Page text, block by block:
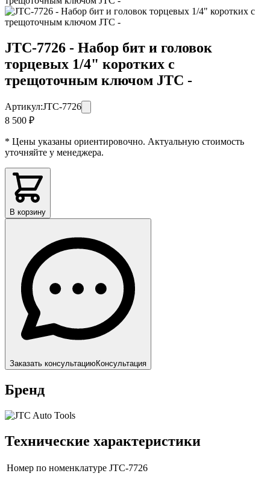
JTC-7726 - Набор бит и головок
торцевых 1/4" коротких с
трещоточным ключом JTC -
Артикул:JTC-7726
8 500 ₽
* Цены указаны ориентировочно. Актуальную стоимость
уточняйте у менеджера.
В корзину
Заказать консультациюКонсультация
Бренд
Технические характеристики
Номер по номенклатуре JTC-7726